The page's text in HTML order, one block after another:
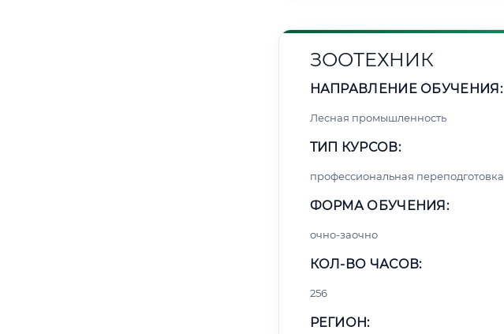
ЗООТЕХНИК
НАПРАВЛЕНИЕ ОБУЧЕНИЯ:
Лесная промышленность
ТИП КУРСОВ:
профессиональная переподготовка
ФОРМА ОБУЧЕНИЯ:
очно-заочно
КОЛ-ВО ЧАСОВ:
256
РЕГИОН: